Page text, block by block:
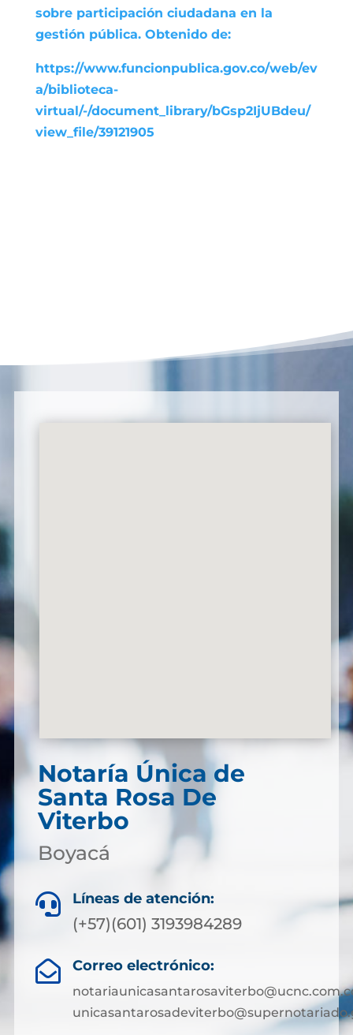
sobre participación ciudadana en la
gestión pública. Obtenido de:
https://www.funcionpublica.gov.co/web/ev
a/biblioteca-
virtual/-/document_library/bGsp2IjUBdeu/
view_file/39121905
Notaría Única de
Santa Rosa De
Viterbo
Boyacá
 Líneas de atención:
(+57)(601) 3193984289
 Correo electrónico: